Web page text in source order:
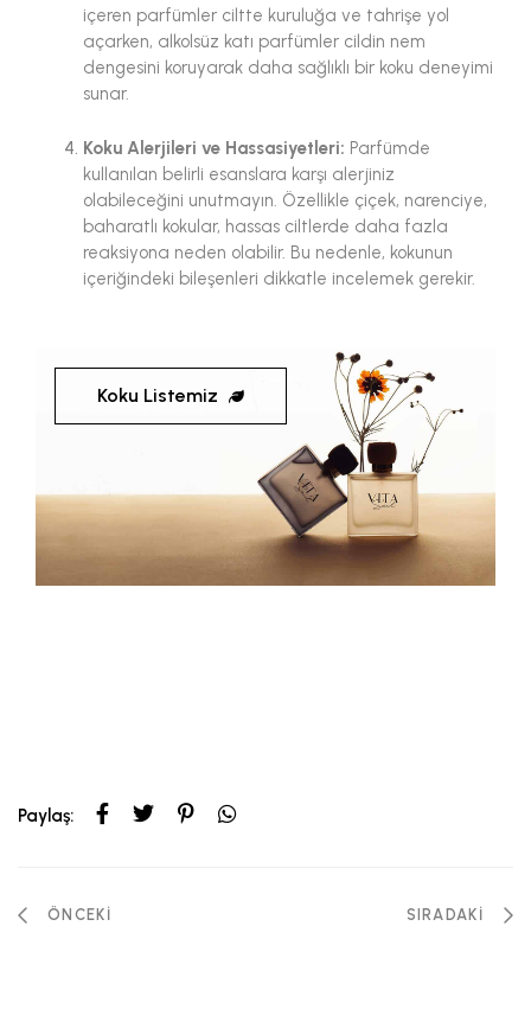
içeren parfümler ciltte kuruluğa ve tahrişe yol
açarken, alkolsüz katı parfümler cildin nem
dengesini koruyarak daha sağlıklı bir koku deneyimi
sunar.
Koku Alerjileri ve Hassasiyetleri: Parfümde
kullanılan belirli esanslara karşı alerjiniz
olabileceğini unutmayın. Özellikle çiçek, narenciye,
baharatlı kokular, hassas ciltlerde daha fazla
reaksiyona neden olabilir. Bu nedenle, kokunun
içeriğindeki bileşenleri dikkatle incelemek gerekir.
Koku Listemiz
Paylaş:
ÖNCEKI SIRADAKI